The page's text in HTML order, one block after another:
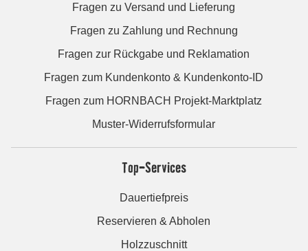
Fragen zu Versand und Lieferung
Fragen zu Zahlung und Rechnung
Fragen zur Rückgabe und Reklamation
Fragen zum Kundenkonto & Kundenkonto-ID
Fragen zum HORNBACH Projekt-Marktplatz
Muster-Widerrufsformular
Top-Services
Dauertiefpreis
Reservieren & Abholen
Holzzuschnitt